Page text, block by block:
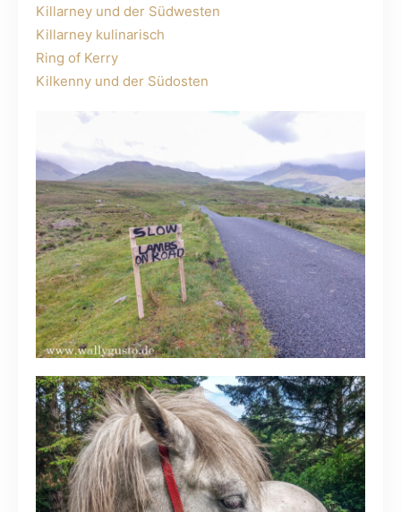
Killarney und der Südwesten
Killarney kulinarisch
Ring of Kerry
Kilkenny und der Südosten